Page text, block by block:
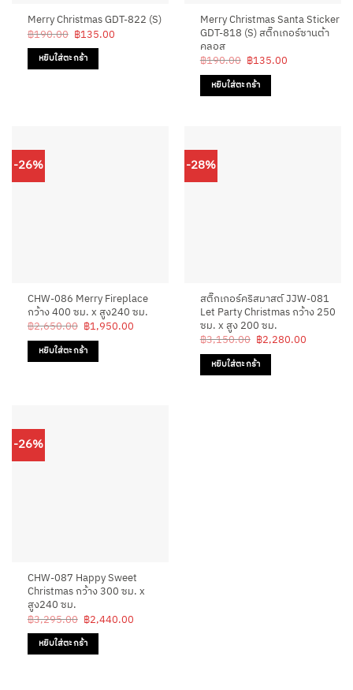
Merry Christmas GDT-822 (S)
฿190.00 Original
price
was:
฿190.00.
฿135.00Current
หยิบใส่ตะกร้า
Merry Christmas Santa Sticker
GDT-818 (S) สติ๊กเกอร์ซานต้า
คลอส
฿190.00 Original
price
was:
฿190.00.
฿135.00Current
หยิบใส่ตะกร้า
-26%
CHW-086 Merry Fireplace
กว้าง 400 ซม. x สูง240 ซม.
฿2,650.00 Original
price
was:
฿2,650.00.
฿1,950.00Current
หยิบใส่ตะกร้า
-28%
สติ๊กเกอร์คริสมาสต์ JJW-081
Let Party Christmas กว้าง 250
ซม. x สูง 200 ซม.
฿3,150.00 Original
price
was:
฿3,150.00.
฿2,280.00Current
หยิบใส่ตะกร้า
-26%
CHW-087 Happy Sweet
Christmas กว้าง 300 ซม. x
สูง240 ซม.
฿3,295.00 Original
price
was:
฿3,295.00.
฿2,440.00Current
หยิบใส่ตะกร้า